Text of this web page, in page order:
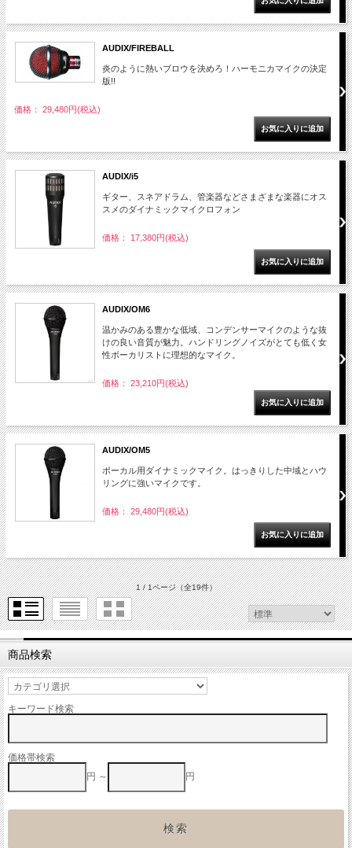
AUDIX/FIREBALL
炎のように熱いブロウを決めろ！ハーモニカマイクの決定
版!!
価格： 29,480円(税込)
AUDIX/i5
ギター、スネアドラム、管楽器などさまざまな楽器にオス
スメのダイナミックマイクロフォン
価格： 17,380円(税込)
AUDIX/OM6
温かみのある豊かな低域、コンデンサーマイクのような抜
けの良い音質が魅力。ハンドリングノイズがとても低く女
性ボーカリストに理想的なマイク。
価格： 23,210円(税込)
AUDIX/OM5
ボーカル用ダイナミックマイク。はっきりした中域とハウ
リングに強いマイクです。
価格： 29,480円(税込)
1 / 1ページ（全19件）
商品検索
キーワード検索
価格帯検索
円 ～
円